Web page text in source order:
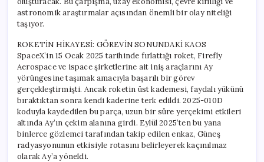
astronomik araştırmalar açısından önemli bir olay niteliği
taşıyor.
ROKETİN HİKAYESİ: GÖREVİN SONUNDAKİ KAOS
SpaceX’in 15 Ocak 2025 tarihinde fırlattığı roket, Firefly
Aerospace ve ispace şirketlerine ait iniş araçlarını Ay
yörüngesine taşımak amacıyla başarılı bir görev
gerçekleştirmişti. Ancak roketin üst kademesi, faydalı yükünü
bıraktıktan sonra kendi kaderine terk edildi. 2025-010D
koduyla kaydedilen bu parça, uzun bir süre yerçekimi etkileri
altında Ay’ın çekim alanına girdi. Eylül 2025’ten bu yana
binlerce gözlemci tarafından takip edilen enkaz, Güneş
radyasyonunun etkisiyle rotasını belirleyerek kaçınılmaz
olarak Ay’a yöneldi.